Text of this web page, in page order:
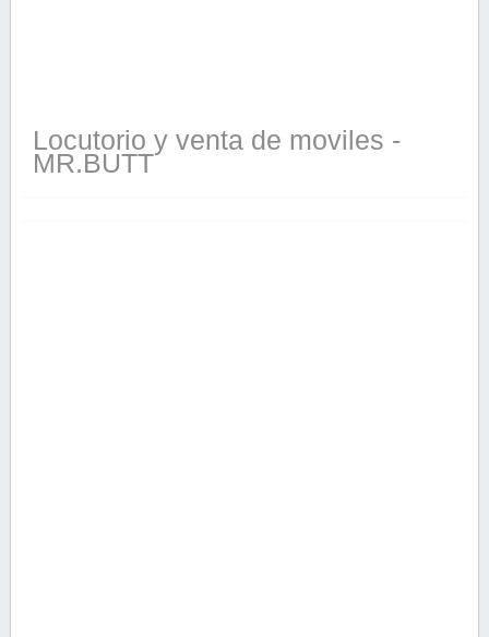
Locutorio y venta de moviles -
MR.BUTT